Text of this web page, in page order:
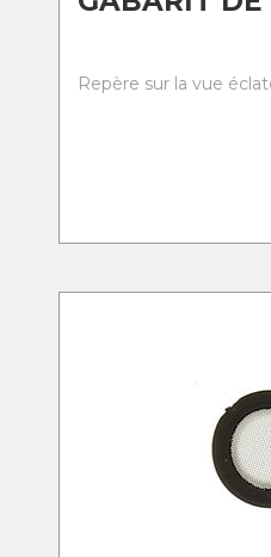
Repère sur la vue